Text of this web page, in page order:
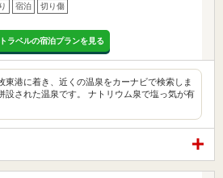
宿泊 切り傷
ラベルの宿泊プランを見る
東港に着き、近くの温泉をカーナビで検索しま
設された温泉です。 ナトリウム泉で塩っ気が有